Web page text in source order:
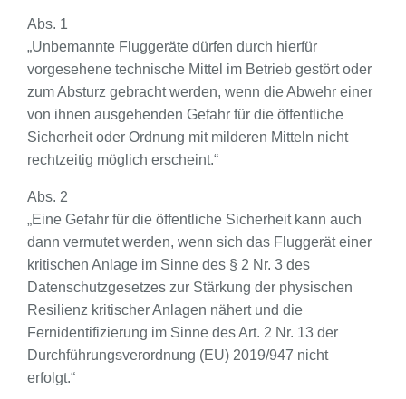
Abs. 1
„Unbemannte Fluggeräte dürfen durch hierfür
vorgesehene technische Mittel im Betrieb gestört oder
zum Absturz gebracht werden, wenn die Abwehr einer
von ihnen ausgehenden Gefahr für die öffentliche
Sicherheit oder Ordnung mit milderen Mitteln nicht
rechtzeitig möglich erscheint.“
Abs. 2
„Eine Gefahr für die öffentliche Sicherheit kann auch
dann vermutet werden, wenn sich das Fluggerät einer
kritischen Anlage im Sinne des § 2 Nr. 3 des
Datenschutzgesetzes zur Stärkung der physischen
Resilienz kritischer Anlagen nähert und die
Fernidentifizierung im Sinne des Art. 2 Nr. 13 der
Durchführungsverordnung (EU) 2019/947 nicht
erfolgt.“